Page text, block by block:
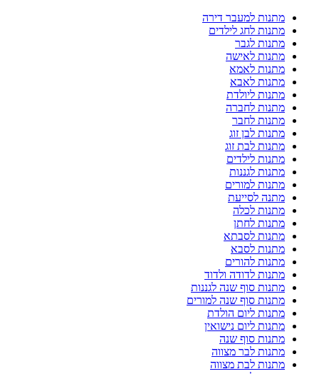
מתנות למעבר דירה
מתנות לחג לילדים
מתנות לגבר
מתנות לאישה
מתנות לאמא
מתנות לאבא
מתנות ליולדת
מתנות לחברה
מתנות לחבר
מתנות לבן זוג
מתנות לבת זוג
מתנות לילדים
מתנות לגננות
מתנות למורים
מתנה לסייעת
מתנות לכלה
מתנות לחתן
מתנות לסבתא
מתנות לסבא
מתנות להורים
מתנות לדודה ולדוד
מתנות סוף שנה לגננות
מתנות סוף שנה למורים
מתנות ליום הולדת
מתנות ליום נישואין
מתנות סוף שנה
מתנות לבר מצווה
מתנות לבת מצווה